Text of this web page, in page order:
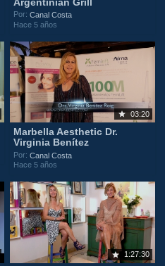
Por:Canal Costa
Hace 5 años
03:20
Marbella Aesthetic Dr.
Virginia Benítez
Por:Canal Costa
Hace 5 años
1:27:30